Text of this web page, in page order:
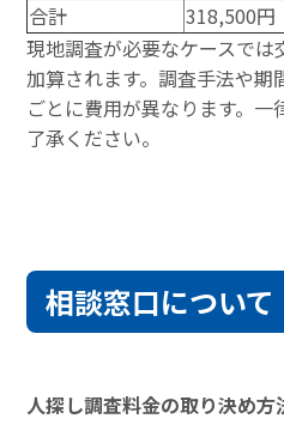
合計
318,500円
現地調査が必要なケースで
加算されます。調査手法や
ごとに費用が異なります。
了承ください。
相談窓口について
人探し調査料金の取り決め方